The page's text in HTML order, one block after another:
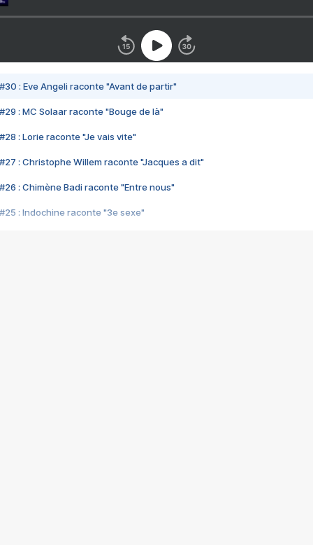
#30 : Eve Angeli raconte "Avant de partir"
#29 : MC Solaar raconte "Bouge de là"
#28 : Lorie raconte "Je vais vite"
#27 : Christophe Willem raconte "Jacques a dit"
#26 : Chimène Badi raconte "Entre nous"
#25 : Indochine raconte "3e sexe"